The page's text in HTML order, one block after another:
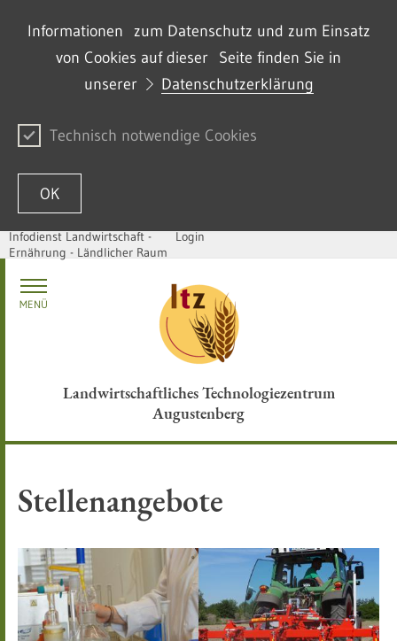
Informationen zum Datenschutz und zum Einsatz
von Cookies auf dieser Seite finden Sie in
unserer
Datenschutzerklärung
Technisch notwendige Cookies
OK
Zum Inhalt springen
Infodienst Landwirtschaft -
Ernährung - Ländlicher Raum
Login
Landwirtschaftliches Technologiezentrum
Augustenberg
MENÜ
Stellenangebote